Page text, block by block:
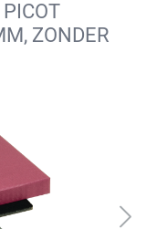
ZONDER